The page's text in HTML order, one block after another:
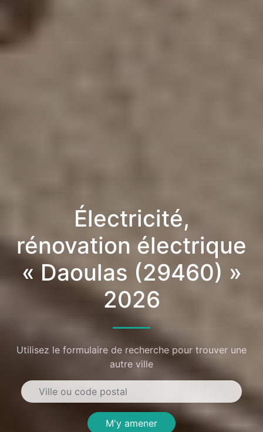
Électricité,
rénovation électrique
« Daoulas (29460) »
2026
Utilisez le formulaire de recherche pour trouver une
autre ville
M'y amener